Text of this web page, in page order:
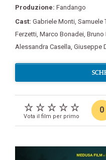
Produzione: Fandango
Cast: Gabriele Monti Samuele
Ferzetti Marco Bonadei Bruno
Alessandra Casella Giuseppe
Vota il film per primo
0